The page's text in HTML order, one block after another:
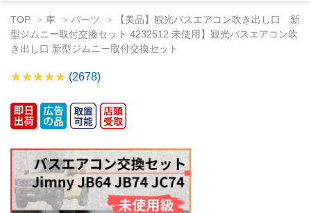
TOP 車 パーツ
【美品】観光バスエアコン吹き出し口 新
型ジムニー取付交換セット 4232512 未使用】観光バスエアコン吹
き出し口 新型ジムニー取付交換セット
(2678)